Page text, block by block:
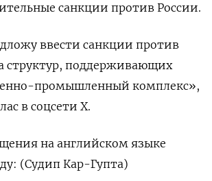
‌санкции против ​России.
ввести санкции ​против
структур, ​поддерживающих
промышленный комплекс»,
в соцсети ​X.
на ‌английском ‌языке
(Судип ‌Кар-Гупта)